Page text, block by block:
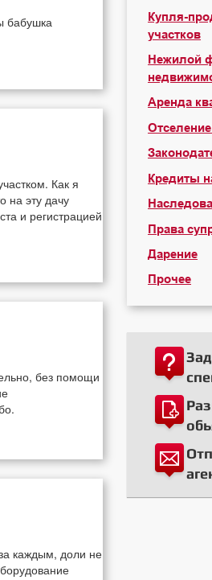
бабушка
Как я
на эту дачу
и регистрацией
без помощи
каждым, доли не
Купля-
участков
Нежилой
Аренда
Кредиты
Права
Дарение
Прочее